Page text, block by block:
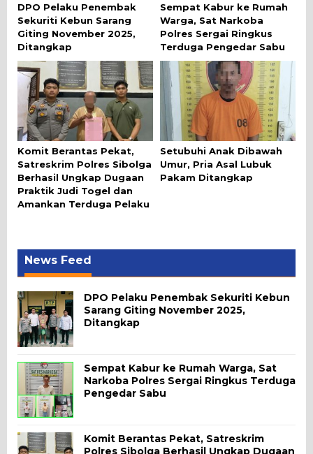
DPO Pelaku Penembak
Sekuriti Kebun Sarang
Giting November 2025,
Ditangkap
Sempat Kabur ke Rumah
Warga, Sat Narkoba
Polres Sergai Ringkus
Terduga Pengedar Sabu
Komit Berantas Pekat,
Satreskrim Polres Sibolga
Berhasil Ungkap Dugaan
Praktik Judi Togel dan
Amankan Terduga Pelaku
Setubuhi Anak Dibawah
Umur, Pria Asal Lubuk
Pakam Ditangkap
News Feed
DPO Pelaku Penembak Sekuriti Kebun
Sarang Giting November 2025,
Ditangkap
Sempat Kabur ke Rumah Warga, Sat
Narkoba Polres Sergai Ringkus Terduga
Pengedar Sabu
Komit Berantas Pekat, Satreskrim
Polres Sibolga Berhasil Ungkap Dugaan